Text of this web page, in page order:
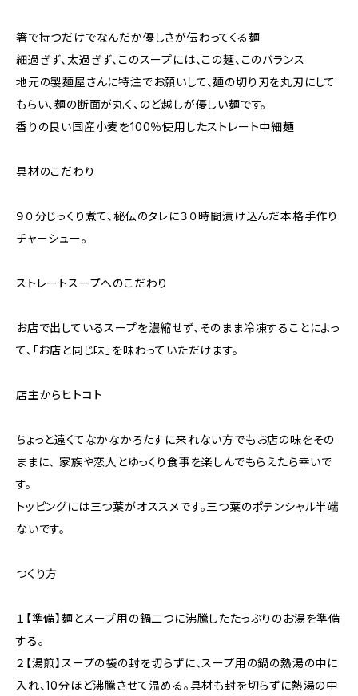
箸で持つだけでなんだか優しさが伝わってくる麺
細過ぎず、太過ぎず、このスープには、この麺、このバランス
地元の製麺屋さんに特注でお願いして、麺の切り刃を丸刃にして
もらい、麺の断面が丸く、のど越しが優しい麺です。
香りの良い国産小麦を100％使用したストレート中細麺
具材のこだわり
９０分じっくり煮て、秘伝のタレに３０時間漬け込んだ本格手作り
チャーシュー。
ストレートスープへのこだわり
お店で出しているスープを濃縮せず、そのまま冷凍することによっ
て、「お店と同じ味」を味わっていただけます。
店主からヒトコト
ちょっと遠くてなかなかろたすに来れない方でもお店の味をその
ままに、 家族や恋人とゆっくり食事を楽しんでもらえたら幸いで
す。
トッピングには三つ葉がオススメです。三つ葉のポテンシャル半端
ないです。
つくり方
１【準備】麺とスープ用の鍋二つに沸騰したたっぷりのお湯を準備
する。
２【湯煎】スープの袋の封を切らずに、スープ用の鍋の熱湯の中に
入れ、10分ほど沸騰させて温める。具材も封を切らずに熱湯の中